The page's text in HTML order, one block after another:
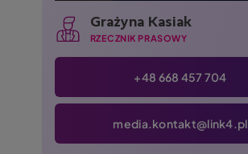
Grażyna Kasiak
RZECZNIK PRASOWY
+48 668 457 704
media.kontakt@link4.pl